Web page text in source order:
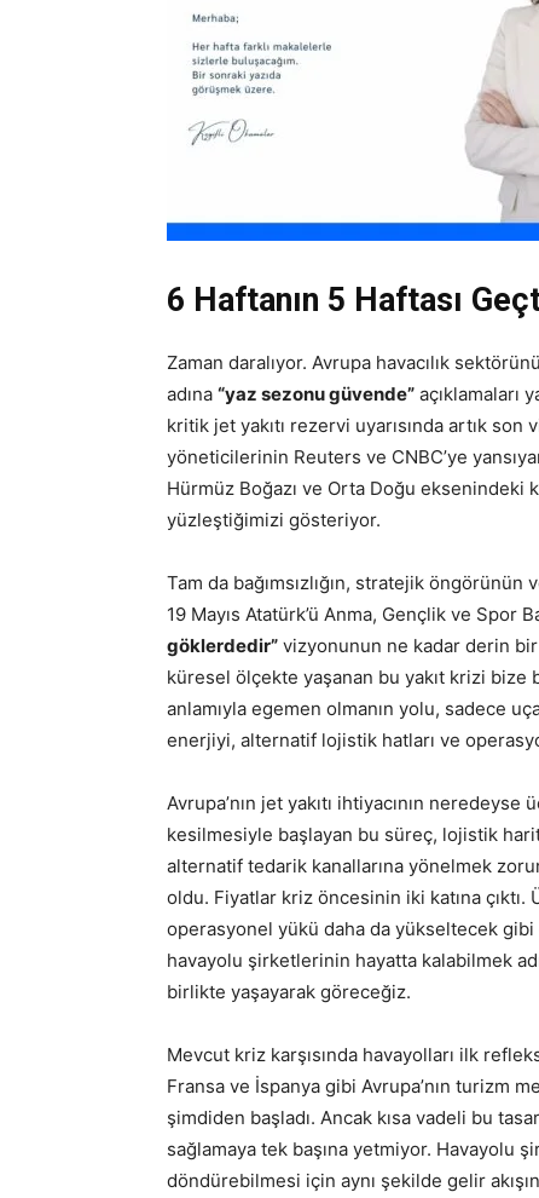
6 Haftanın 5 Haftası
Zaman daralıyor. Avrupa havacılık
adına “yaz sezonu güvende” açıklamaları
kritik jet yakıtı rezervi uyarısında artık
yöneticilerinin Reuters ve CNBC’ye
Hürmüz Boğazı ve Orta Doğu
yüzleştiğimizi gösteriyor.
Tam da bağımsızlığın, stratejik öngörünün
19 Mayıs Atatürk’ü Anma, Gençlik ve Spor
göklerdedir” vizyonunun ne kadar derin
küresel ölçekte yaşanan bu yakıt krizi
anlamıyla egemen olmanın yolu, sadece
enerjiyi, alternatif lojistik hatları ve
Avrupa’nın jet yakıtı ihtiyacının
kesilmesiyle başlayan bu süreç, lojistik
alternatif tedarik kanallarına yönelmek
oldu. Fiyatlar kriz öncesinin iki katına
operasyonel yükü daha da yükseltecek
havayolu şirketlerinin hayatta kalabilmek
birlikte yaşayarak göreceğiz.
Mevcut kriz karşısında havayolları ilk
Fransa ve İspanya gibi Avrupa’nın turizm
şimdiden başladı. Ancak kısa vadeli bu
sağlamaya tek başına yetmiyor. Havayolu
döndürebilmesi için aynı şekilde gelir